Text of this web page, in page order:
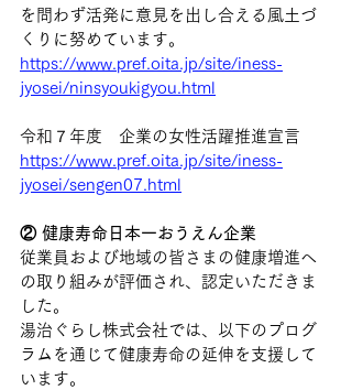
を問わず活発に意見を出し合える風土づ
くりに努めています。
https://www.pref.oita.jp/site/iness-
jyosei/ninsyoukigyou.html
令和７年度
企業の女性活躍推進宣言
https://www.pref.oita.jp/site/iness-
jyosei/sengen07.html
② 健康寿命日本一おうえん企業
従業員および地域の皆さまの健康増進へ
の取り組みが評価され、認定いただきま
した。
湯治ぐらし株式会社では、以下のプログ
ラムを通じて健康寿命の延伸を支援して
います。